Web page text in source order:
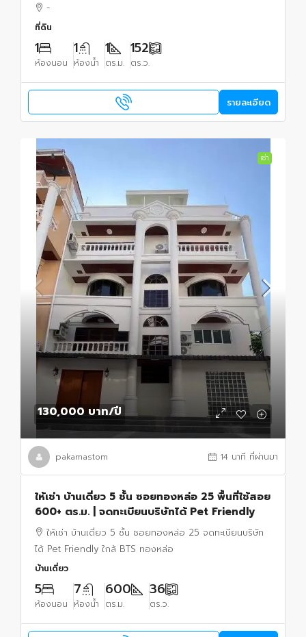
-
ที่ดิน
1
ห้องนอน
1
ห้องน้ำ
1
ตร.ม.
152
ตร.ว.
รายละเอียด
เช่า
130,000 บาท/ปี
pakamastom 14 นาที ที่ผ่านมา
ให้เช่า บ้านเดี่ยว 5 ชั้น ซอยทองหล่อ 25 พื้นที่ใช้สอย
600+ ตร.ม. | จดทะเบียนบริษัทได้ Pet Friendly
ให้เช่า บ้านเดี่ยว 5 ชั้น ซอยทองหล่อ 25 จดทะเบียนบริษัท
ได้ Pet Friendly ใกล้ BTS ทองหล่อ
บ้านเดี่ยว
5
ห้องนอน
7
ห้องน้ำ
600
ตร.ม.
36
ตร.ว.